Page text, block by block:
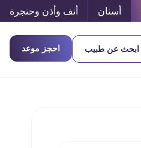
أسنان أنف وأذن وحنجرة
ابحث عن طبيب احجز موعد